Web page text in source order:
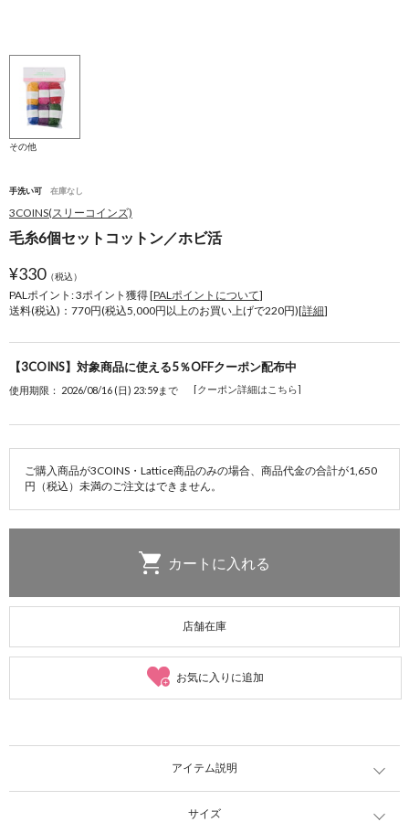
その他
手洗い可 在庫なし
3COINS(スリーコインズ)
毛糸6個セットコットン／ホビ活
¥330（税込）
PALポイント: 3ポイント獲得 [PALポイントについて]
送料(税込)：770円(税込5,000円以上のお買い上げで220円)[詳細]
【3COINS】対象商品に使える5％OFFクーポン配布中
使用期限： 2026/08/16 (日) 23:59まで [クーポン詳細はこちら]
ご購入商品が3COINS・Lattice商品のみの場合、商品代金の合計が1,650
円（税込）未満のご注文はできません。
店舗在庫
お気に入りに追加
アイテム説明
サイズ